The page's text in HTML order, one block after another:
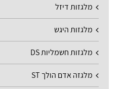
מלגזות דיזל
מלגזות היגש
מלגזות חשמליות DS
מלגזה אדם הולך ST